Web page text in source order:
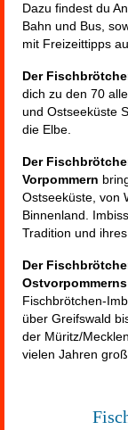
Dazu findest du
Bahn und Bus,
mit Freizeittipps
Der
dich zu den 70
und Ostseeküste
die Elbe.
Der
Vorpommern
Ostseeküste, von
Binnenland.
Tradition und
Der
Ostvorpommerns
Fischbrötchen-
über Greifswald
der Müritz/
vielen Jahren